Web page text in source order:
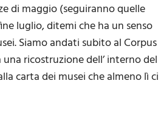
di maggio (seguiranno quelle
luglio, ditemi che ha un senso
Siamo andati subito al Corpus
ricostruzione dell’ interno del
carta dei musei che almeno lì ci